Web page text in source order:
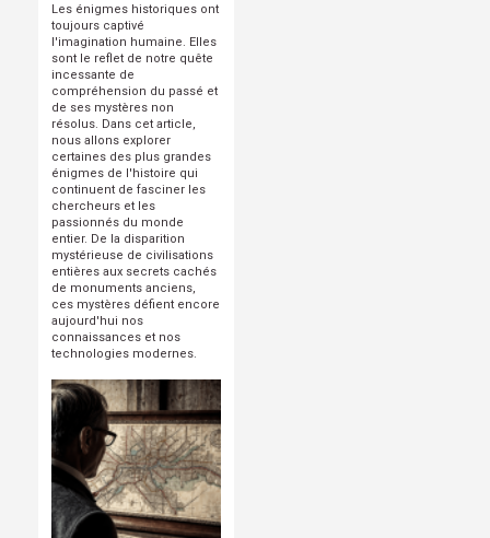
Les énigmes historiques ont
toujours captivé
l'imagination humaine. Elles
sont le reflet de notre quête
incessante de
compréhension du passé et
de ses mystères non
résolus. Dans cet article,
nous allons explorer
certaines des plus grandes
énigmes de l'histoire qui
continuent de fasciner les
chercheurs et les
passionnés du monde
entier. De la disparition
mystérieuse de civilisations
entières aux secrets cachés
de monuments anciens,
ces mystères défient encore
aujourd'hui nos
connaissances et nos
technologies modernes.